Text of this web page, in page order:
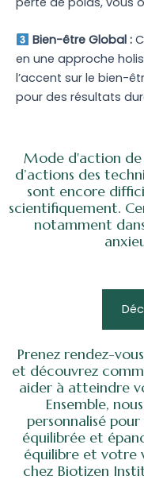
Bien-être Global :
en une approche
l’accent sur le bien-
pour des résultats
Mode d'action de
d’actions des
sont encore
scientifiquement.
notamment
Prenez rendez-
et découvrez
aider à atteindre
Ensemble,
personnalisé
équilibrée et
équilibre et votre
chez Biotizen